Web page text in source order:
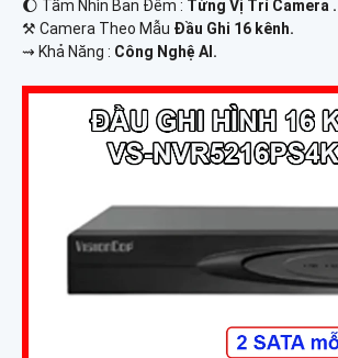
🌔 Tầm Nhìn Ban Đêm : Từng Vị Trí Camera .
⚒ Camera Theo Mẫu Đầu Ghi 16 kênh.
️⇝ Khả Năng : Công Nghệ AI.